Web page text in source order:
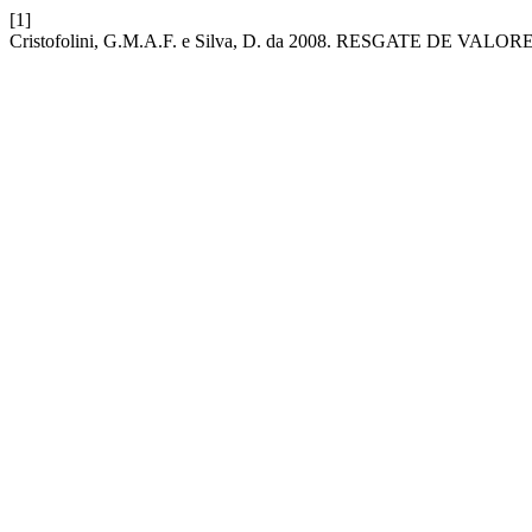
[1]
Cristofolini, G.M.A.F. e Silva, D. da 2008. RESGATE DE